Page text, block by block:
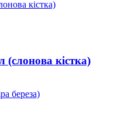
кістка)